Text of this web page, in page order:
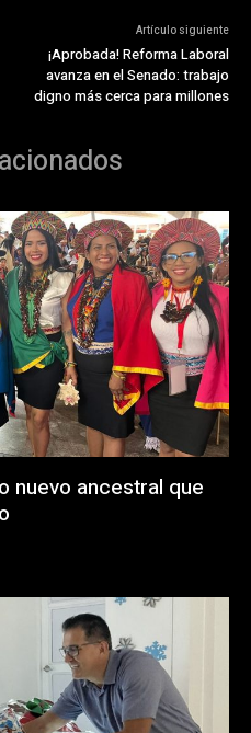
Artículo siguiente
¡Aprobada! Reforma Laboral
avanza en el Senado: trabajo
digno más cerca para millones
nuevo ancestral que